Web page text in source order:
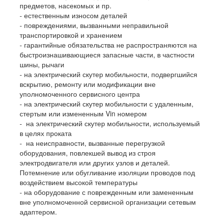
предметов, насекомых и пр.
- естественным износом деталей
- повреждениями, вызванными неправильной
транспортировкой и хранением
- гарантийные обязательства не распространяются на
быстроизнашивающиеся запасные части, в частности
шины, рычаги
- на электрический скутер мобильности, подвергшийся
вскрытию, ремонту или модификации вне
уполномоченного сервисного центра
- на электрический скутер мобильности с удаленным,
стертым или измененным Vin номером
- на электрический скутер мобильности, используемый
в целях проката
- на неисправности, вызванные перегрузкой
оборудования, повлекшей вывод из строя
электродвигателя или других узлов и деталей.
Потемнение или обугливание изоляции проводов под
воздействием высокой температуры
- на оборудование с поврежденным или замененным
вне уполномоченной сервисной организации сетевым
адаптером.